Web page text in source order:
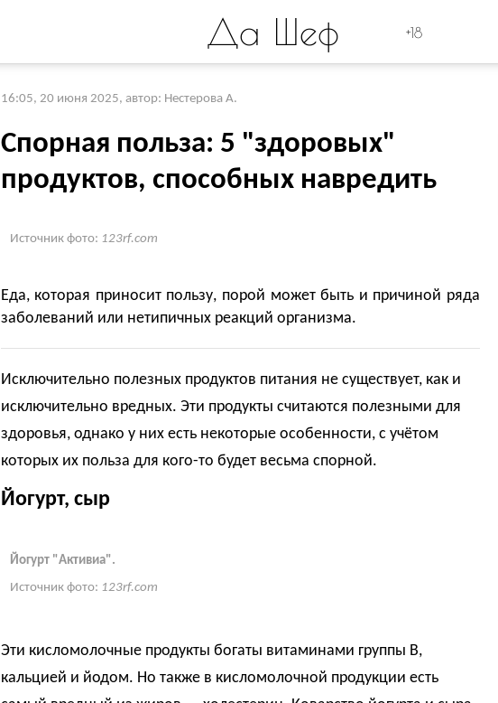
Да Шеф +18
16:05, 20 июня 2025, автор: Нестерова А.
Спорная польза: 5 "здоровых"
продуктов, способных навредить
Источник фото: 123rf.com
Еда, которая приносит пользу, порой может быть и причиной ряда
заболеваний или нетипичных реакций организма.
Исключительно полезных продуктов питания не существует, как и
исключительно вредных. Эти продукты считаются полезными для
здоровья, однако у них есть некоторые особенности, с учётом
которых их польза для кого-то будет весьма спорной.
Йогурт, сыр
Йогурт "Активиа".
Источник фото: 123rf.com
Эти кисломолочные продукты богаты витаминами группы В,
кальцией и йодом. Но также в кисломолочной продукции есть